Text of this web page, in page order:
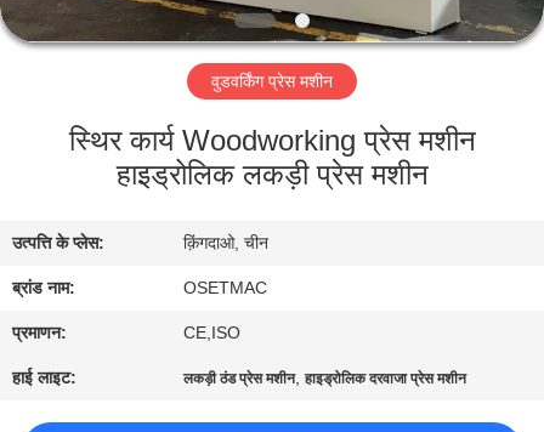
हमारे
भ्रमण
गुणवत्ता
नियंत्रण
वुडवर्किंग प्रेस मशीन
स्थिर कार्य Woodworking प्रेस मशीन
हाइड्रोलिक लकड़ी प्रेस मशीन
उत्पत्ति के प्लेस: क़िंगदाओ, चीन
ब्रांड नाम: OSETMAC
प्रमाणन: CE,ISO
हाई लाइट: लकड़ी ठंड प्रेस मशीन,हाइड्रोलिक दरवाजा प्रेस मशीन